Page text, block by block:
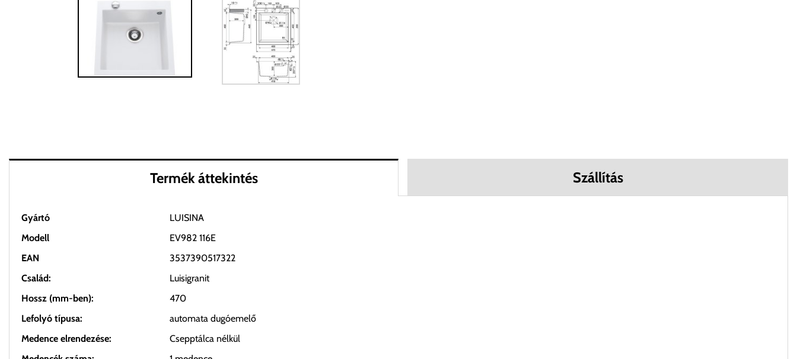
Termék áttekintés Szállítás
Gyártó
LUISINA
Modell
EV982 116E
EAN
3537390517322
Család:
Luisigranit
Hossz (mm-ben):
470
Lefolyó típusa:
automata dugóemelő
Medence elrendezése:
Csepptálca nélkül